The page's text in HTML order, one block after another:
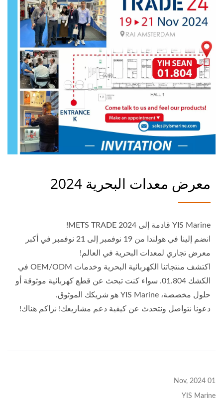
معرض معدات البحرية 2024
YIS Marine قادمة إلى METS TRADE 2024!
انضم إلينا في هولندا من 19 نوفمبر إلى 21 نوفمبر في أكبر
معرض تجاري لمعدات البحرية في العالم!
اكتشف منتجاتنا الكهربائية البحرية وخدمات OEM/ODM في
الكشك 01.804. سواء كنت تبحث عن قطع كهربائية موثوقة أو
حلول مخصصة، YIS Marine هو شريكك الموثوق.
دعونا نتواصل ونتحدث عن كيفية دعم مشاريعك! نراكم هناك!
01 Nov, 2024
YIS Marine